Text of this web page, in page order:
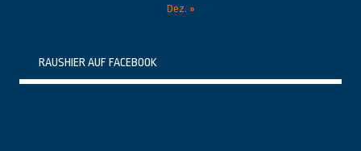
Dez. »
RAUSHIER AUF FACEBOOK